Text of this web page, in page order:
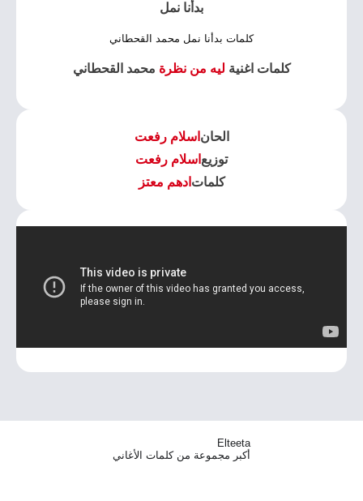
بدأنا نمل
كلمات بدأنا نمل محمد القحطاني
كلمات اغنية ليه من نظرة محمد القحطاني
الحان اسلام رفعت
توزيع اسلام رفعت
كلمات ادهم معتز
Elteeta
أكبر مجموعة من كلمات الأغاني